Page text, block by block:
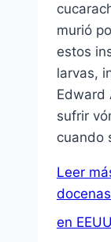
murió
estos
larvas,
Edward
sufrir
cuando
Leer
en EEUU